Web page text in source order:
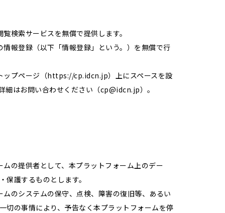
検索サービスを無償で提供します。
報登録（以下「情報登録」という。）を無償で行
ップページ（https://cp.idcn.jp）上にスペースを設
細はお問い合わせください（cp@idcn.jp）。
の提供者として、本プラットフォーム上のデー
保護するものとします。
のシステムの保守、点検、障害の復旧等、あるい
切の事情により、予告なく本プラットフォームを停